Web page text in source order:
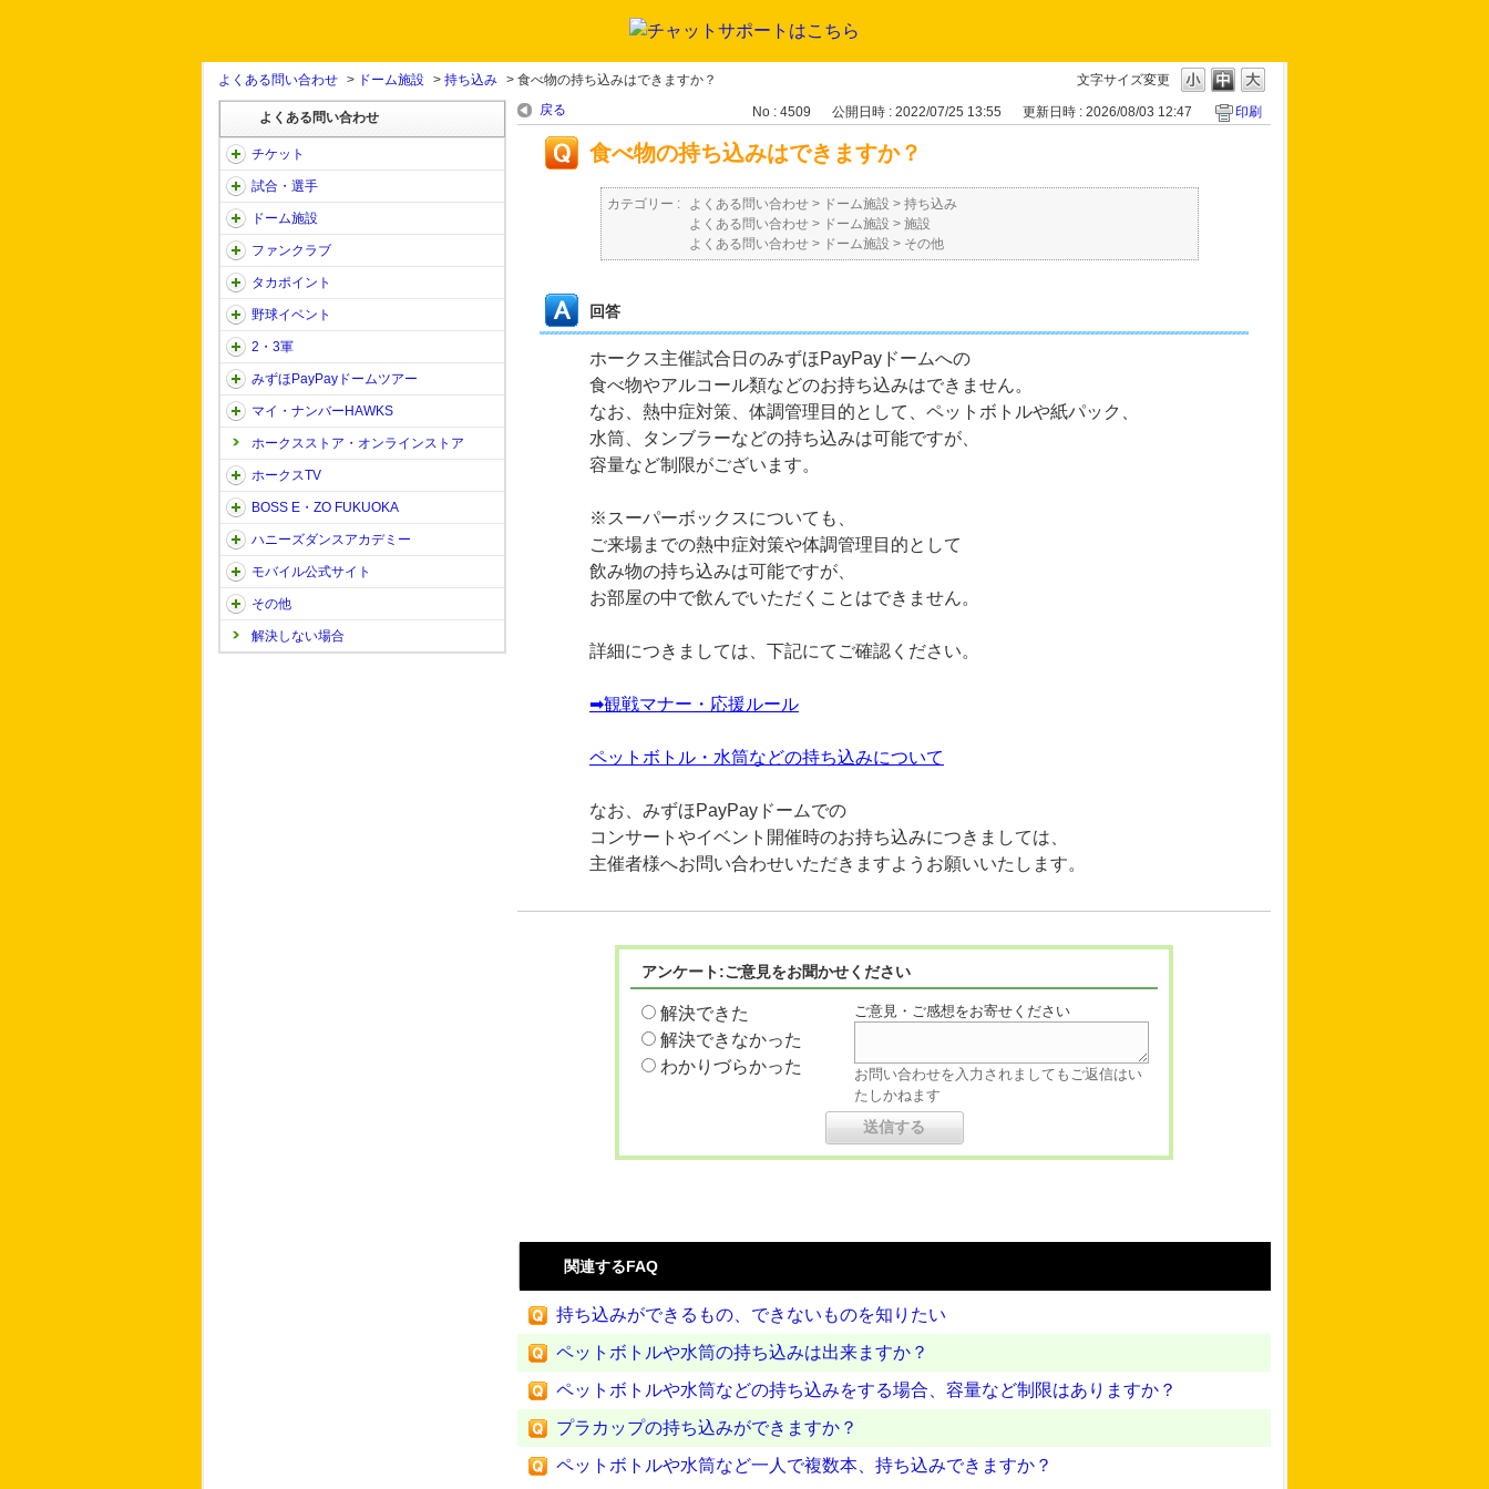
文字サイズ変更
よくある問い合わせ > ドーム施設 > 持ち込み > 食べ物の持ち込みはできますか？
よくある問い合わせ
チケット
試合・選手
ドーム施設
ファンクラブ
タカポイント
野球イベント
2・3軍
みずほPayPayドームツアー
マイ・ナンバーHAWKS
ホークスストア・オンラインストア
ホークスTV
BOSS E・ZO FUKUOKA
ハニーズダンスアカデミー
モバイル公式サイト
その他
解決しない場合
戻る No : 4509 公開日時 : 2022/07/25 13:55 更新日時 : 2026/08/03 12:47 印刷
食べ物の持ち込みはできますか？
カテゴリー : よくある問い合わせ > ドーム施設 > 持ち込み
よくある問い合わせ > ドーム施設 > 施設
よくある問い合わせ > ドーム施設 > その他
回答
ホークス主催試合日のみずほPayPayドームへの
食べ物やアルコール類などのお持ち込みはできません。
なお、熱中症対策、体調管理目的として、ペットボトルや紙パック、
水筒、タンブラーなどの持ち込みは可能ですが、
容量など制限がございます。
※スーパーボックスについても、
ご来場までの熱中症対策や体調管理目的として
飲み物の持ち込みは可能ですが、
お部屋の中で飲んでいただくことはできません。
詳細につきましては、下記にてご確認ください。
➡観戦マナー・応援ルール
ペットボトル・水筒などの持ち込みについて
なお、みずほPayPayドームでの
コンサートやイベント開催時のお持ち込みにつきましては、
主催者様へお問い合わせいただきますようお願いいたします。
アンケート:ご意見をお聞かせください
解決できた
解決できなかった
わかりづらかった
ご意見・ご感想をお寄せください
お問い合わせを入力されましてもご返信はい
たしかねます
関連するFAQ
持ち込みができるもの、できないものを知りたい
ペットボトルや水筒の持ち込みは出来ますか？
ペットボトルや水筒などの持ち込みをする場合、容量など制限はありますか？
プラカップの持ち込みができますか？
ペットボトルや水筒など一人で複数本、持ち込みできますか？